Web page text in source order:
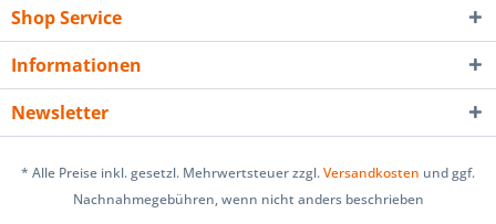
Shop Service
Informationen
Newsletter
* Alle Preise inkl. gesetzl. Mehrwertsteuer zzgl.Versandkosten und ggf.
Nachnahmegebühren, wenn nicht anders beschrieben